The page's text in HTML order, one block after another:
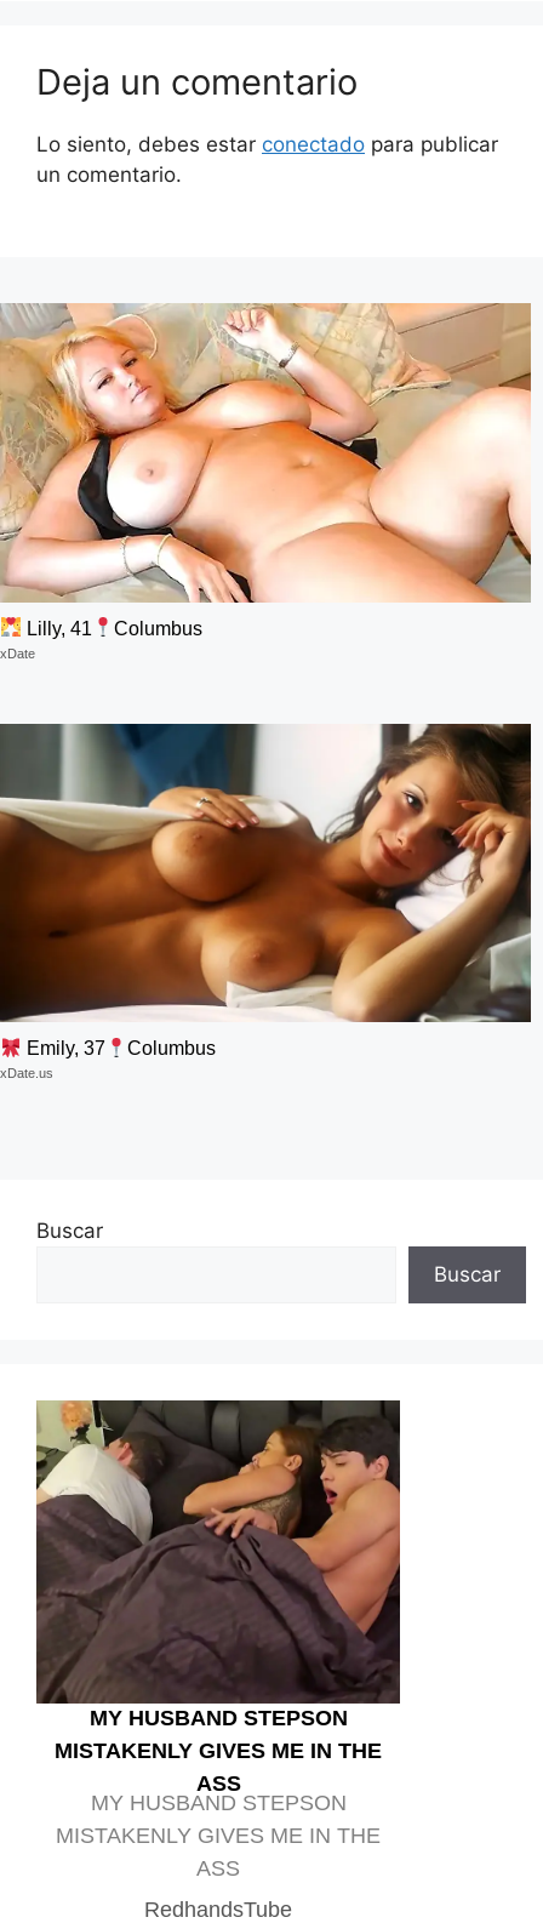
Deja un comentario
Lo siento, debes estar conectado para publicar
un comentario.
Lilly, 41 Columbus
xDate
Emily, 37 Columbus
xDate.us
Buscar
Buscar
MY HUSBAND STEPSON
MISTAKENLY GIVES ME IN THE
ASS
MY HUSBAND STEPSON
MISTAKENLY GIVES ME IN THE
ASS
RedhandsTube